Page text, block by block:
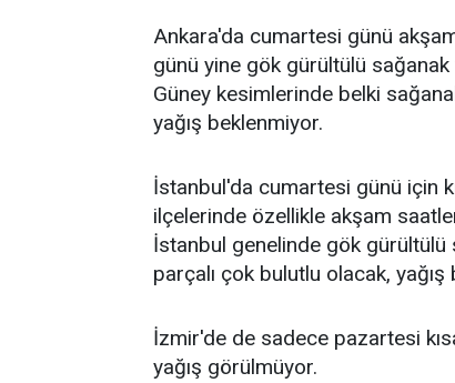
Ankara'da cumartesi günü
günü yine gök gürültülü
Güney kesimlerinde belki
yağış beklenmiyor.
İstanbul'da cumartesi günü için
ilçelerinde özellikle akşam
İstanbul genelinde gök
parçalı çok bulutlu olacak, yağış
İzmir'de de sadece pazartesi
yağış görülmüyor.